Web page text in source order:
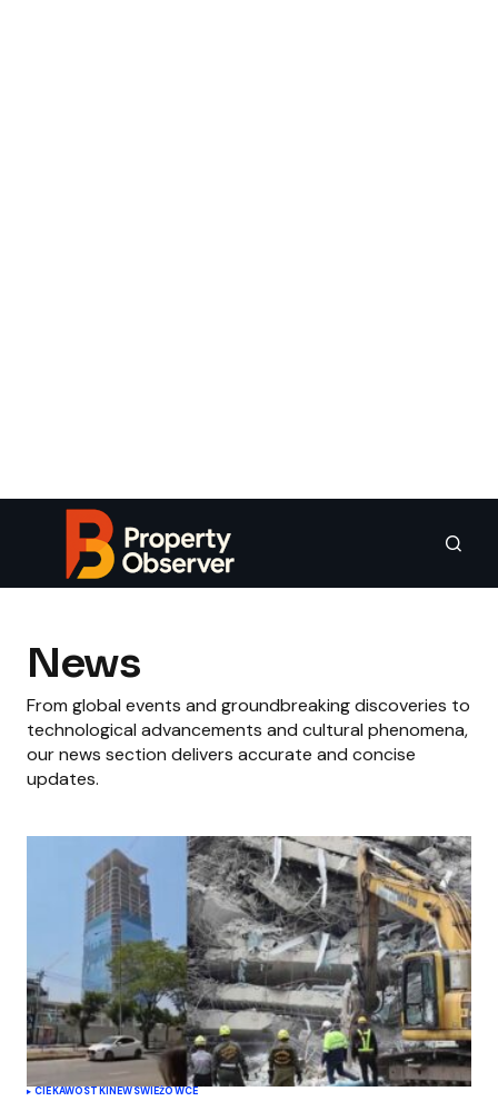
News
From global events and groundbreaking discoveries to
technological advancements and cultural phenomena,
our news section delivers accurate and concise
updates.
CIEKAWOSTKINEWSWIEŻOWCE